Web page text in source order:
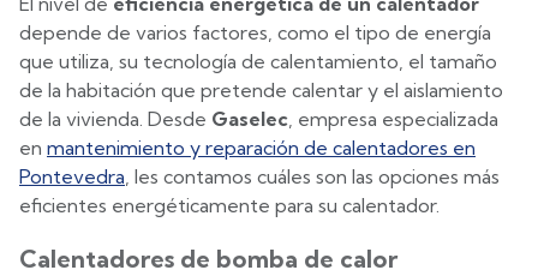
depende de varios factores, como el tipo de energía
que utiliza, su tecnología de calentamiento, el tamaño
de la habitación que pretende calentar y el aislamiento
de la vivienda. Desde Gaselec, empresa especializada
en mantenimiento y reparación de calentadores en
Pontevedra, les contamos cuáles son las opciones más
eficientes energéticamente para su calentador.
Calentadores de bomba de calor